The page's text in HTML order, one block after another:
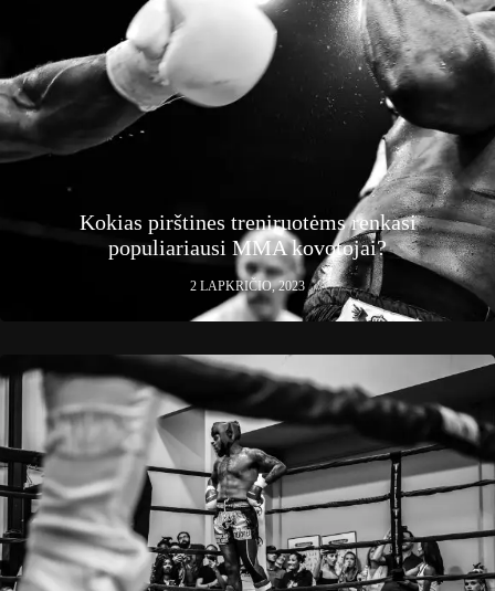
Kokias pirštines treniruotėms renkasi
populiariausi MMA kovotojai?
2 LAPKRIČIO, 2023